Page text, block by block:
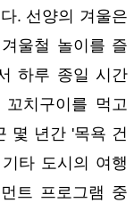
. 선양의 겨울은
울철 놀이를 즐
하루 종일 시간
치구이를 먹고
몇 년간 '목욕 건
타 도시의 여행
트 프로그램 중